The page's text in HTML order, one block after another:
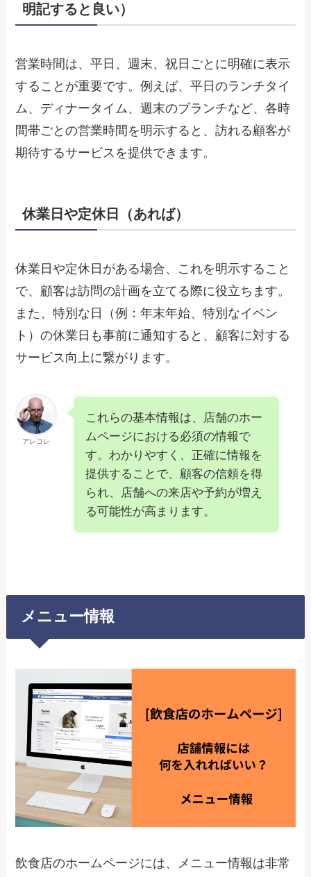
明記すると良い）
営業時間は、平日、週末、祝日ごとに明確に表示
することが重要です。例えば、平日のランチタイ
ム、ディナータイム、週末のブランチなど、各時
間帯ごとの営業時間を明示すると、訪れる顧客が
期待するサービスを提供できます。
休業日や定休日（あれば）
休業日や定休日がある場合、これを明示すること
で、顧客は訪問の計画を立てる際に役立ちます。
また、特別な日（例：年末年始、特別なイベン
ト）の休業日も事前に通知すると、顧客に対する
サービス向上に繋がります。
アレコレ
これらの基本情報は、店舗のホー
ムページにおける必須の情報で
す。わかりやすく、正確に情報を
提供することで、顧客の信頼を得
られ、店舗への来店や予約が増え
る可能性が高まります。
メニュー情報
飲食店のホームページには、メニュー情報は非常